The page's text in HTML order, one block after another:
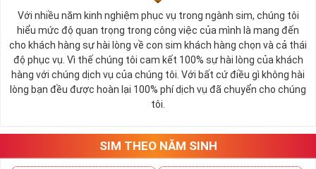
Tang Thích Mộc: ( 1972, 1973 )
Thạch Lưu Mộc: ( 1980, 1981 )
Đại Lâm Mộc: ( 1988, 1989 )
Dương Liễu Mộc: ( 2002, 2003 )
►Tính cách người mệnh Mộc:
Những người thuộc mệnh Mộc thường có tính cách chung
tài giao tiếp khéo léo vì thế đi tới đâu, họ cũng được mọi
người yêu mến, quý trọng.
Với nhiều năm kinh nghiệm phục vụ trong ngành sim, chúng tôi
hiểu mức độ quan trọng trong công việc của mình là mang đến
cho khách hàng sự hài lòng về con sim khách hàng chọn và cả thái
độ phục vụ. Vì thế chúng tôi cam kết 100% sự hài lòng của khách
hàng với chúng dịch vụ của chúng tôi. Với bất cứ điều gì không hài
lòng bạn đều được hoàn lại 100% phí dịch vụ đã chuyển cho chúng
tôi.
SIM THEO NĂM SINH